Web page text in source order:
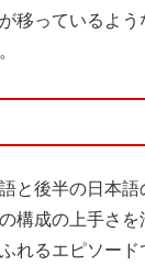
移っているよ
と後半の日本
構成の上手さを
れるエピソード